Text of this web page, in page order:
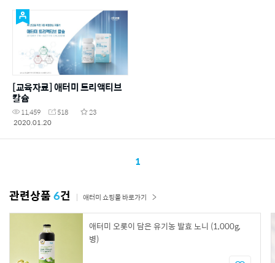
[교육자료] 애터미 트리액티브
칼슘
11,459 518
23
2020.01.20
1
관련상품6건 애터미 쇼핑몰 바로가기
애터미 오롯이 담은 유기농 발효 노니 (1,000g,
병)